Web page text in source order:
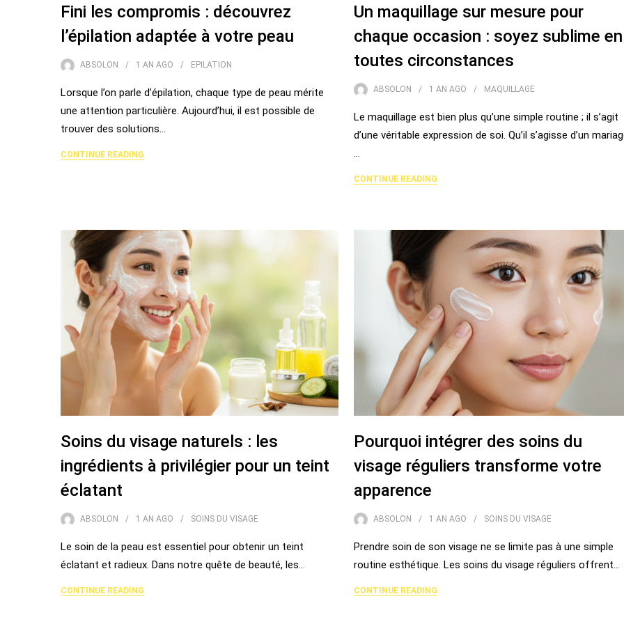
Fini les compromis : découvrez
l’épilation adaptée à votre peau
ABSOLON 1 AN AGO EPILATION
Lorsque l’on parle d’épilation, chaque type de peau mérite
une attention particulière. Aujourd’hui, il est possible de
trouver des solutions…
CONTINUE READING
Un maquillage sur mesure pour
chaque occasion : soyez sublime en
toutes circonstances
ABSOLON 1 AN AGO MAQUILLAGE
Le maquillage est bien plus qu’une simple routine ; il s’agit
d’une véritable expression de soi. Qu’il s’agisse d’un
…
CONTINUE READING
Soins du visage naturels : les
ingrédients à privilégier pour un teint
éclatant
ABSOLON 1 AN AGO SOINS DU VISAGE
Le soin de la peau est essentiel pour obtenir un teint
éclatant et radieux. Dans notre quête de beauté, les…
CONTINUE READING
Pourquoi intégrer des soins du
visage réguliers transforme votre
apparence
ABSOLON 1 AN AGO SOINS DU VISAGE
Prendre soin de son visage ne se limite pas à une simple
routine esthétique. Les soins du visage réguliers offrent…
CONTINUE READING